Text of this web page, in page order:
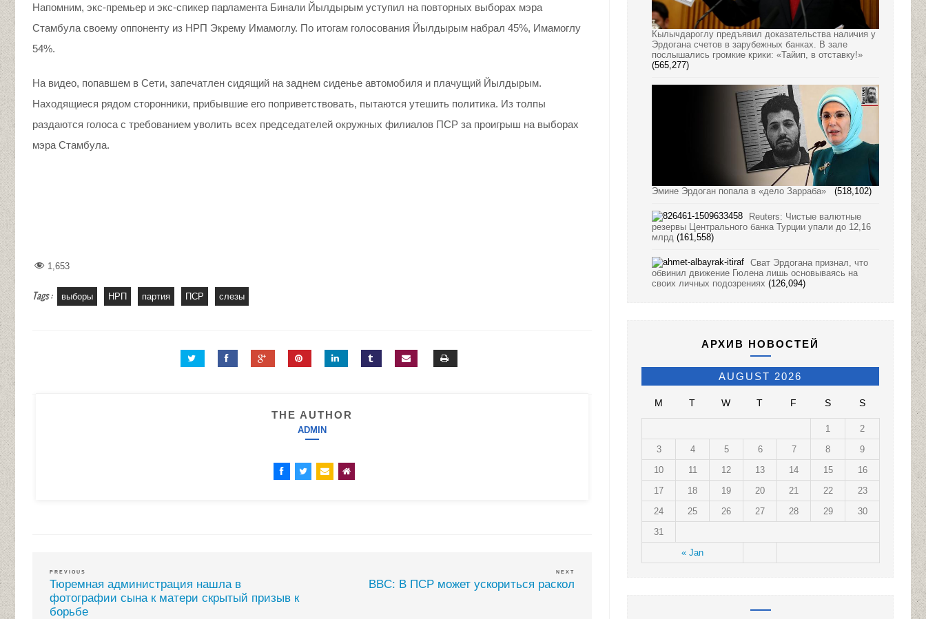
Напомним, экс-премьер и экс-спикер парламента Бинали Йылдырым уступил на повторных выборах мэра
Стамбула своему оппоненту из НРП Экрему Имамоглу. По итогам голосования Йылдырым набрал 45%, Имамоглу
54%.
На видео, попавшем в Сети, запечатлен сидящий на заднем сиденье автомобиля и плачущий Йылдырым.
Находящиеся рядом сторонники, прибывшие его поприветствовать, пытаются утешить политика. Из толпы
раздаются голоса с требованием уволить всех председателей окружных филиалов ПСР за проигрыш на выборах
мэра Стамбула.
1,653
Tags : выборы НРП партия ПСР слезы
THE AUTHOR
ADMIN
PREVIOUS
Тюремная администрация нашла в
фотографии сына к матери скрытый призыв к
борьбе
NEXT
BBC: В ПСР может ускориться раскол
Кылычдароглу предъявил доказательства наличия у
Эрдогана счетов в зарубежных банках. В зале
послышались громкие крики: «Тайип, в отставку!»
(565,277)
Эмине Эрдоган попала в «дело Зарраба» (518,102)
Reuters: Чистые валютные
резервы Центрального банка Турции упали до 12,16
млрд (161,558)
Сват Эрдогана признал, что
обвинил движение Гюлена лишь основываясь на
своих личных подозрениях (126,094)
АРХИВ НОВОСТЕЙ
AUGUST 2026
M T W T F S S
« Jan
1
2
3
4 5 6 7 8
9
10
11 12 13 14 15
16
17
18 19 20 21 22
23
24
25 26 27 28 29
30
31